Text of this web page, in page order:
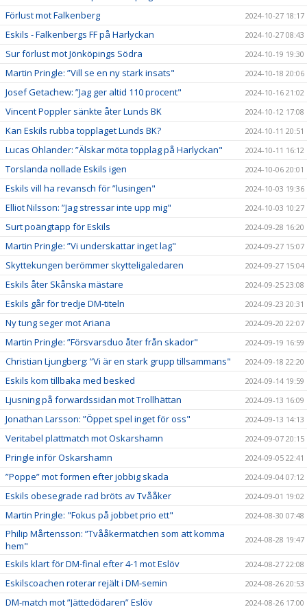
Förlust mot Falkenberg 2024-10-27 18:17
Eskils - Falkenbergs FF på Harlyckan 2024-10-27 08:43
Sur förlust mot Jönköpings Södra 2024-10-19 19:30
Martin Pringle: ”Vill se en ny stark insats" 2024-10-18 20:06
Josef Getachew: ”Jag ger altid 110 procent" 2024-10-16 21:02
Vincent Poppler sänkte åter Lunds BK 2024-10-12 17:08
Kan Eskils rubba topplaget Lunds BK? 2024-10-11 20:51
Lucas Ohlander: ”Älskar möta topplag på Harlyckan" 2024-10-11 16:12
Torslanda nollade Eskils igen 2024-10-06 20:01
Eskils vill ha revansch för ”lusingen" 2024-10-03 19:36
Elliot Nilsson: ”Jag stressar inte upp mig" 2024-10-03 10:27
Surt poängtapp för Eskils 2024-09-28 16:20
Martin Pringle: ”Vi underskattar inget lag" 2024-09-27 15:07
Skyttekungen berömmer skytteligaledaren 2024-09-27 15:04
Eskils åter Skånska mästare 2024-09-25 23:08
Eskils går för tredje DM-titeln 2024-09-23 20:31
Ny tung seger mot Ariana 2024-09-20 22:07
Martin Pringle: ”Försvarsduo åter från skador" 2024-09-19 16:59
Christian Ljungberg: ”Vi är en stark grupp tillsammans" 2024-09-18 22:20
Eskils kom tillbaka med besked 2024-09-14 19:59
Ljusning på forwardssidan mot Trollhättan 2024-09-13 16:09
Jonathan Larsson: ”Öppet spel inget för oss" 2024-09-13 14:13
Veritabel plattmatch mot Oskarshamn 2024-09-07 20:15
Pringle inför Oskarshamn 2024-09-05 22:41
”Poppe” mot formen efter jobbig skada 2024-09-04 07:12
Eskils obesegrade rad bröts av Tvååker 2024-09-01 19:02
Martin Pringle: "Fokus på jobbet prio ett" 2024-08-30 07:48
Philip Mårtensson: ”Tvååkermatchen som att komma
hem"
2024-08-28 19:47
Eskils klart för DM-final efter 4-1 mot Eslöv 2024-08-27 22:08
Eskilscoachen roterar rejält i DM-semin 2024-08-26 20:53
DM-match mot ”Jättedödaren” Eslöv 2024-08-26 17:00